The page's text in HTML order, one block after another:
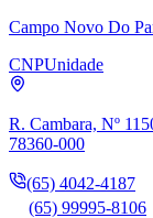
Campo Novo Do
CNPUnidade
R. Cambara, Nº
78360-000
(65) 4042-4187
(65) 99995-8106